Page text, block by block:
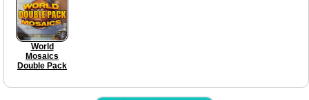
World
Mosaics
Double Pack